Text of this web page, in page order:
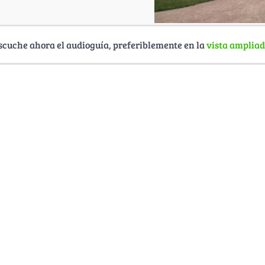
ahora el audioguía, preferiblemente en lavista